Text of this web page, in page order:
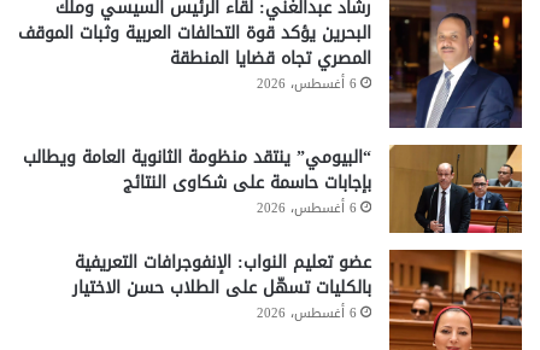
رشاد عبدالغني: لقاء الرئيس السيسي وملك
البحرين يؤكد قوة التحالفات العربية وثبات الموقف
المصري تجاه قضايا المنطقة
6 أغسطس، 2026
“البيومي” ينتقد منظومة الثانوية العامة ويطالب
بإجابات حاسمة على شكاوى النتائج
6 أغسطس، 2026
عضو تعليم النواب: الإنفوجرافات التعريفية
بالكليات تسهّل على الطلاب حسن الاختيار
6 أغسطس، 2026